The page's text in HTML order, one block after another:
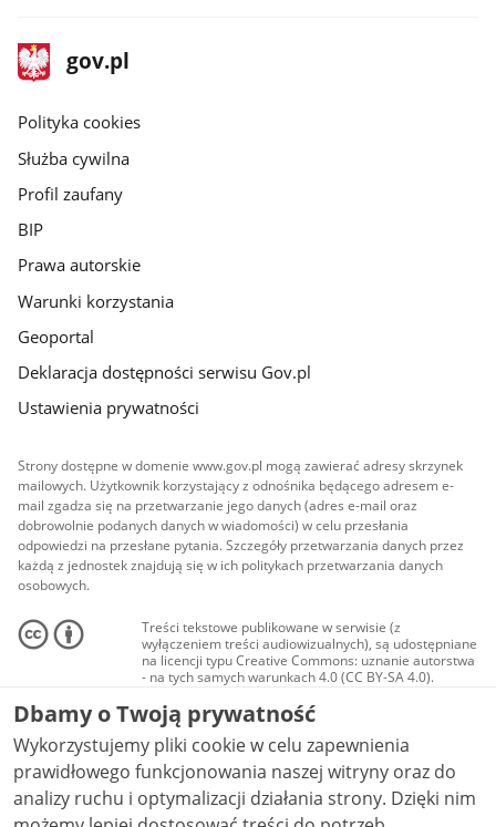
stopka
gov.pl
Strona
gov.pl
gov.pl
Polityka cookies
Służba cywilna
Profil zaufany
BIP
Prawa autorskie
Warunki korzystania
Geoportal
Deklaracja dostępności serwisu Gov.pl
Ustawienia prywatności
Strony dostępne w domenie www.gov.pl mogą zawierać adresy skrzynek
mailowych. Użytkownik korzystający z odnośnika będącego adresem e-
mail zgadza się na przetwarzanie jego danych (adres e-mail oraz
dobrowolnie podanych danych w wiadomości) w celu przesłania
odpowiedzi na przesłane pytania. Szczegóły przetwarzania danych przez
każdą z jednostek znajdują się w ich politykach przetwarzania danych
osobowych.
Treści tekstowe publikowane w serwisie (z
wyłączeniem treści audiowizualnych), są udostępniane
na licencji typu Creative Commons: uznanie autorstwa
- na tych samych warunkach 4.0 (CC BY-SA 4.0).
Materiały audiowizualne, w tym zdjęcia, materiały
audio i wideo, są udostępniane na licencji typu
Creative Commons: uznanie autorstwa użycie
niekomercyjne - bez utworów zależnych 4.0 (CC BY-
NC-ND 4.0), o ile nie jest to stwierdzone inaczej.
Dbamy o Twoją prywatność
Wykorzystujemy pliki cookie w celu zapewnienia
prawidłowego funkcjonowania naszej witryny oraz do
analizy ruchu i optymalizacji działania strony. Dzięki nim